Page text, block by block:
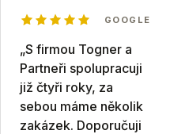
GOOGLE
„S firmou Togner a
Partneři spolupracuji
již čtyři roky, za
sebou máme několik
zakázek. Doporučuji